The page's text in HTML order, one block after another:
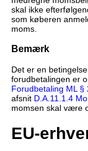
skal ikke
som køberen
moms.
Bemærk
Det er en
forudbetalingen er
Forudbetaling ML §
afsnit D.A.11.1.4
momsen skal være
EU-